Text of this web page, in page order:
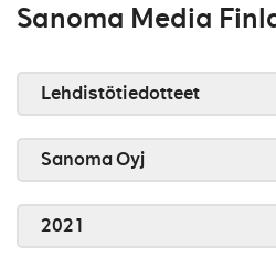
Sanoma Media
Lehdistötiedotteet
Sanoma Oyj
2021